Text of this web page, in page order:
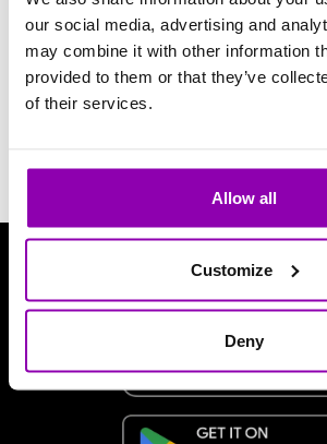
our social media, advertising and
may combine it with other information
provided to them or that they’ve
of their services.
Allow all
Customize
Deny